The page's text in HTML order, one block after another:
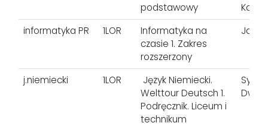
podstawowy
informatyka PR
1LOR
Informatyka na
czasie 1. Zakres
rozszerzony
j.niemiecki 1LOR
Język Niemiecki.
Welttour Deutsch 1.
Podręcznik. Liceum i
technikum